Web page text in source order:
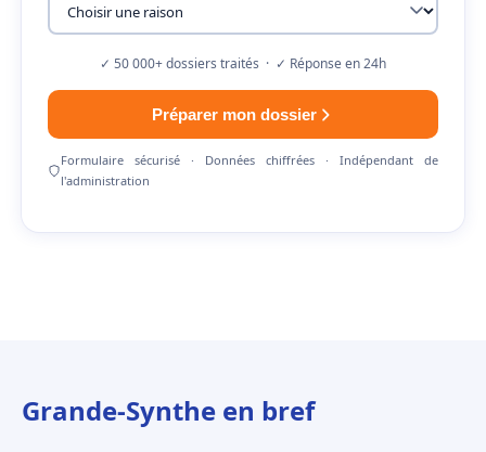
✓ 50 000+ dossiers traités · ✓ Réponse en 24h
Préparer mon dossier
Formulaire sécurisé · Données chiffrées · Indépendant de
l'administration
Grande-Synthe en bref